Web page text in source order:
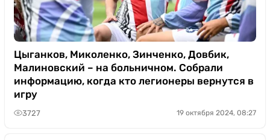
Цыганков, Миколенко, Зинченко, Довбик,
Малиновский – на больничном. Собрали
информацию, когда кто легионеры вернутся в
игру
3727 19 октября 2024, 08:27